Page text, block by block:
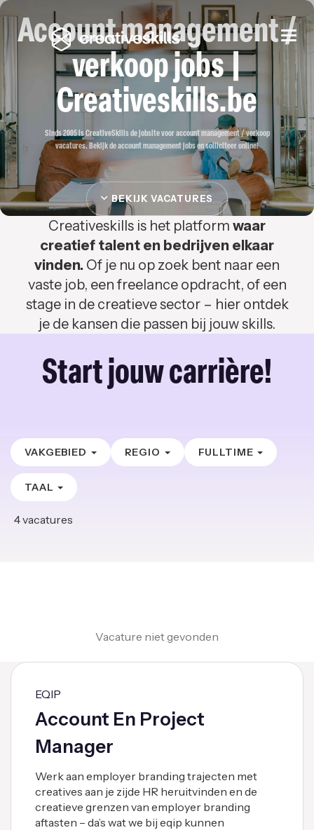
Account management /
verkoop jobs |
Creativeskills.be
Sinds 2005 is CreativeSkills de jobsite voor account management / verkoop
vacatures. Bekijk de account management jobs en solliciteer online!
BEKIJK VACATURES
Creativeskills is het platform waar
creatief talent en bedrijven elkaar
vinden. Of je nu op zoek bent naar een
vaste job, een freelance opdracht, of een
stage in de creatieve sector – hier ontdek
je de kansen die passen bij jouw skills.
Start jouw carrière!
VAKGEBIED REGIO FULLTIME
TAAL
4vacatures
Vacature niet gevonden
EQIP
Account En Project
Manager
Werk aan employer branding trajecten met
creatives aan je zijde HR heruitvinden en de
creatieve grenzen van employer branding
aftasten – da’s wat we bij eqip kunnen